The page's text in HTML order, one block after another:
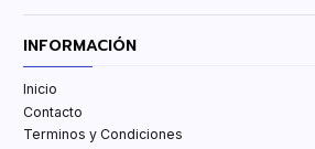
INFORMACIÓN
Inicio
Contacto
Terminos y Condiciones